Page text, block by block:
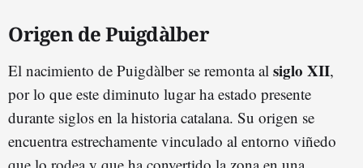
Origen de Puigdàlber
El nacimiento de Puigdàlber se remonta al siglo XII,
por lo que este diminuto lugar ha estado presente
durante siglos en la historia catalana. Su origen se
encuentra estrechamente vinculado al entorno viñedo